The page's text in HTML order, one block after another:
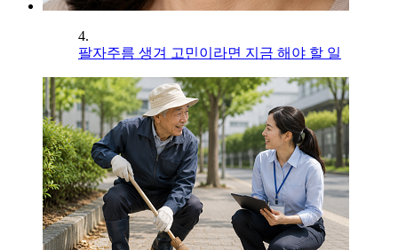
4.
팔자주름 생겨 고민이라면 지금 해야 할 일